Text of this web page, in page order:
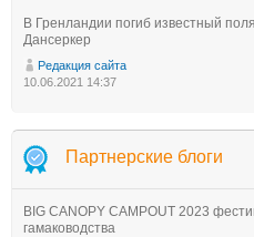
В Гренландии погиб известный
Дансеркер
Редакция сайта
10.06.2021 14:37
Партнерские блоги
BIG CANOPY CAMPOUT 2023
гамаководства